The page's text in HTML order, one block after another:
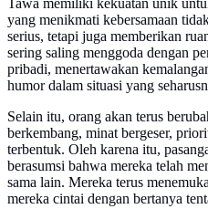
Tawa memiliki kekuatan unik
yang menikmati kebersamaan
serius, tetapi juga memberikan
sering saling menggoda dengan
pribadi, menertawakan
humor dalam situasi yang
Selain itu, orang akan terus
berkembang, minat bergeser,
terbentuk. Oleh karena itu,
berasumsi bahwa mereka telah
sama lain. Mereka terus
mereka cintai dengan bertanya